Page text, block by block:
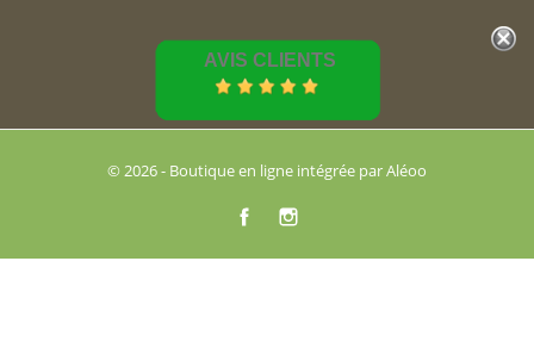
AVIS CLIENTS
© 2026 - Boutique en ligne intégrée par Aléoo
Facebook